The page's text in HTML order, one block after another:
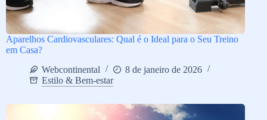
Aparelhos Cardiovasculares: Qual é o Ideal para o Seu Treino
em Casa?
Webcontinental
8 de janeiro de 2026
Estilo & Bem-estar